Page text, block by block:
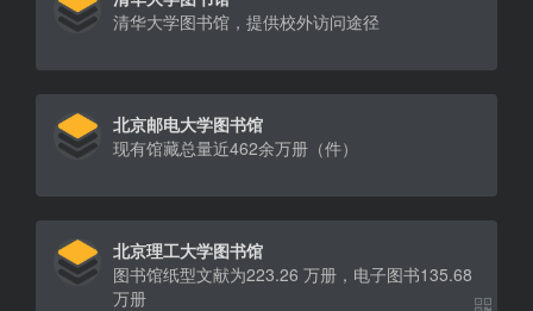
清华大学图书馆，提供校外访问途径
北京邮电大学图书馆
现有馆藏总量近462余万册（件）
北京理工大学图书馆
图书馆纸型文献为223.26 万册，电子图书135.68
万册